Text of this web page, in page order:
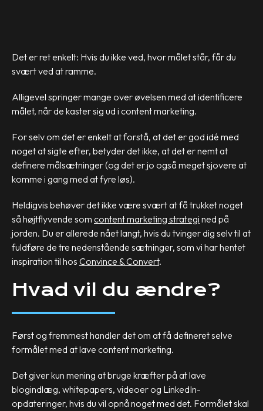
Det er ret enkelt: Hvis du ikke ved, hvor målet står, får du
svært ved at ramme.
Alligevel springer mange over øvelsen med at identificere
målet, når de kaster sig ud i content marketing.
For selv om det er enkelt at forstå, at det er god idé med
noget at sigte efter, betyder det ikke, at det er nemt at
definere målsætninger (og det er jo også meget sjovere at
komme i gang med at fyre løs).
Heldigvis behøver det ikke være svært at få trukket noget
så højtflyvende som content marketing strategi ned på
jorden. Du er allerede nået langt, hvis du tvinger dig selv til at
fuldføre de tre nedenstående sætninger, som vi har hentet
inspiration til hos Convince & Convert.
Hvad vil du ændre?
Først og fremmest handler det om at få defineret selve
formålet med at lave content marketing.
Det giver kun mening at bruge kræfter på at lave
blogindlæg, whitepapers, videoer og LinkedIn-
opdateringer, hvis du vil opnå noget med det. Formålet skal